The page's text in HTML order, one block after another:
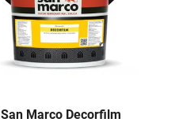
San Marco Decorfilm